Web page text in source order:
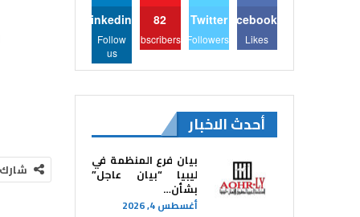
شارك
Facebook
Likes
Twitter
Followers
82
Subscribers
Linkedin
Follow
us
أحدث الاخبار
بيان فرع المنظمة في
ليبيا “بيان عاجل”
بشأن…
أغسطس 4, 2026